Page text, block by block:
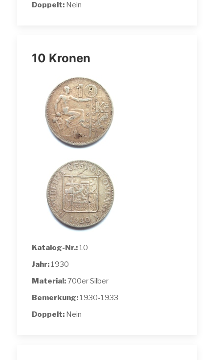
Doppelt: Nein
10 Kronen
Katalog-Nr.: 10
Jahr: 1930
Material:700er Silber
Bemerkung: 1930-1933
Doppelt: Nein